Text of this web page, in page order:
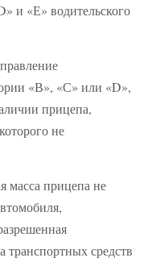
и «Е» водительского
«В», «С» или «D»,
прицепа,
не
масса прицепа не
транспортных средств